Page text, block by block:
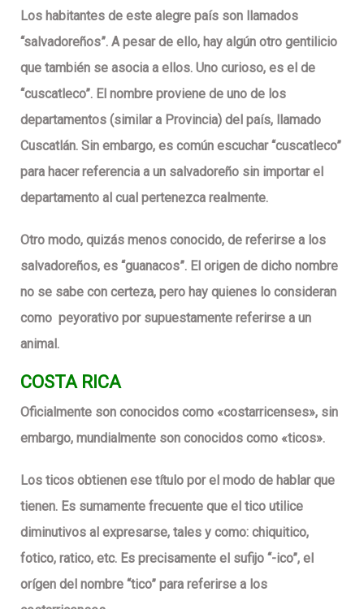
Los habitantes de este alegre país son llamados
“salvadoreños”. A pesar de ello, hay algún otro gentilicio
que también se asocia a ellos. Uno curioso, es el de
“cuscatleco”. El nombre proviene de uno de los
departamentos (similar a Provincia) del país, llamado
Cuscatlán. Sin embargo, es común escuchar “cuscatleco”
para hacer referencia a un salvadoreño sin importar el
departamento al cual pertenezca realmente.
Otro modo, quizás menos conocido, de referirse a los
salvadoreños, es “guanacos”. El origen de dicho nombre
no se sabe con certeza, pero hay quienes lo consideran
como peyorativo por supuestamente referirse a un
animal.
COSTA RICA
Oficialmente son conocidos como «costarricenses», sin
embargo, mundialmente son conocidos como «ticos».
Los ticos obtienen ese título por el modo de hablar que
tienen. Es sumamente frecuente que el tico utilice
diminutivos al expresarse, tales y como: chiquitico,
fotico, ratico, etc. Es precisamente el sufijo “-ico”, el
orígen del nombre “tico” para referirse a los